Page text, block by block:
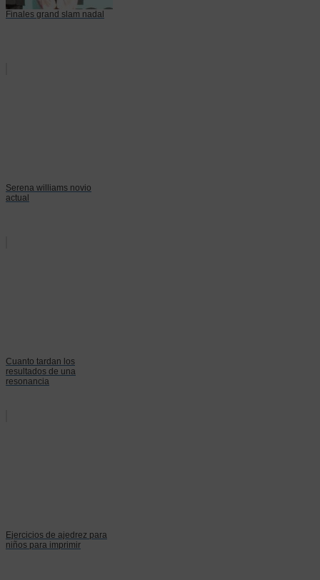
Finales grand slam nadal
Serena williams novio
actual
Cuanto tardan los
resultados de una
resonancia
Ejercicios de ajedrez para
niños para imprimir